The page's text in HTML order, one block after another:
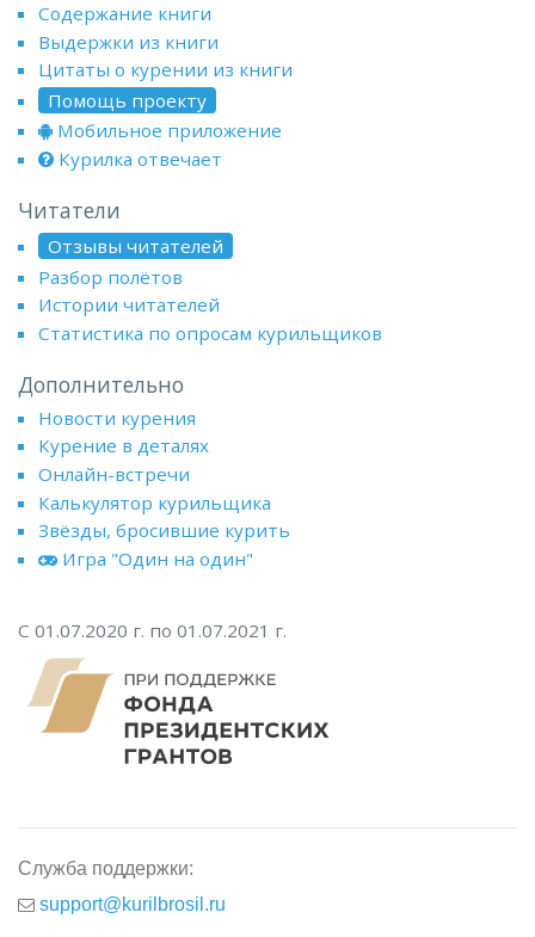
Содержание книги
Выдержки из книги
Цитаты о курении из книги
Помощь проекту
Мобильное приложение
Курилка отвечает
Читатели
Отзывы читателей
Разбор полётов
Истории читателей
Статистика по опросам курильщиков
Дополнительно
Новости курения
Курение в деталях
Онлайн-встречи
Калькулятор курильщика
Звёзды, бросившие курить
Игра "Один на один"
С 01.07.2020 г. по 01.07.2021 г.
Служба поддержки:
support@kurilbrosil.ru